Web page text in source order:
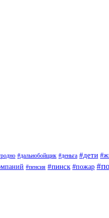
#дальнобойщик #деньга #дети
#пенсия #пинск #пожар